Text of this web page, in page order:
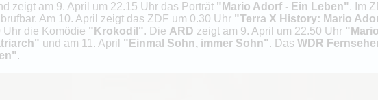
zeigt am 9. April um 22.15 Uhr das Porträt "Mario Adorf - Ein Leben". Im
Am 10. April zeigt das ZDF um 0.30 Uhr "Terra X History: Mario
Uhr die Komödie "Krokodil". Die ARD zeigt am 9. April um 22.50 Uhr
und am 11. April "Einmal Sohn, immer Sohn". DasWDR
.